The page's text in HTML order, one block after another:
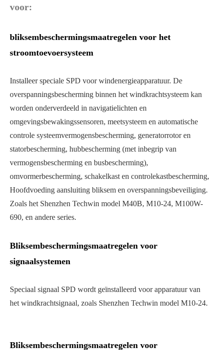
voor:
bliksembeschermingsmaatregelen voor het
stroomtoevoersysteem
Installeer speciale SPD voor windenergieapparatuur. De
overspanningsbescherming binnen het windkrachtsysteem kan
worden onderverdeeld in navigatielichten en
omgevingsbewakingssensoren, meetsysteem en automatische
controle systeemvermogensbescherming, generatorrotor en
statorbescherming, hubbescherming (met inbegrip van
vermogensbescherming en busbescherming),
omvormerbescherming, schakelkast en controlekastbescherming,
Hoofdvoeding aansluiting bliksem en overspanningsbeveiliging.
Zoals het Shenzhen Techwin model M40B, M10-24, M100W-
690, en andere series.
Bliksembeschermingsmaatregelen voor
signaalsystemen
Speciaal signaal SPD wordt geïnstalleerd voor apparatuur van
het windkrachtsignaal, zoals Shenzhen Techwin model M10-24.
Bliksembeschermingsmaatregelen voor